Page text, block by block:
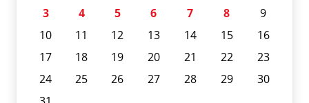
3
4 5 6 7 8
9
10
11 12 13 14 15
16
17
18 19 20 21 22
23
24
25 26 27 28 29
30